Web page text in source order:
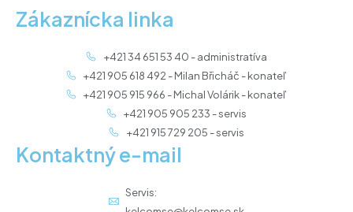
Zákaznícka linka
+421 34 651 53 40 - administratíva
+421 905 618 492 - Milan Břicháč - konateľ
+421 905 915 966 - Michal Volárik - konateľ
+421 905 905 233 - servis
+421 915 729 205 - servis
Kontaktný e-mail
Servis: